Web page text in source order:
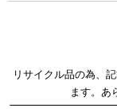
リサイクル品の為、
ます。あ